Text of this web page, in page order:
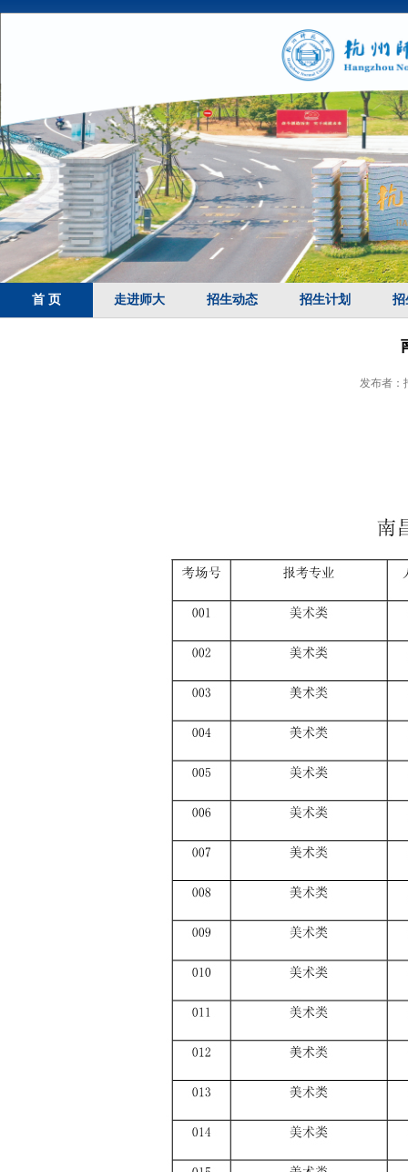
首 页 走进师大 招生动态 招生计划 招
发布者：